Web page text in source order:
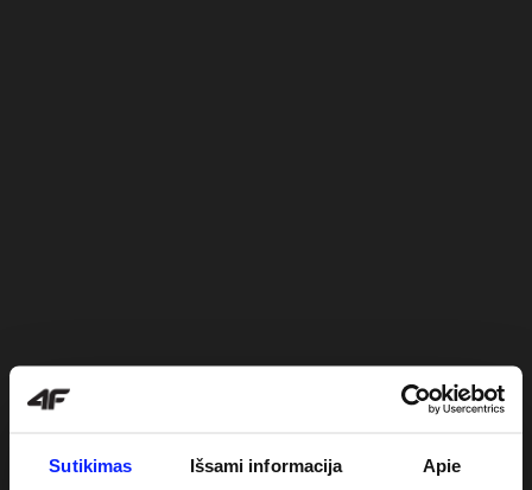
Sutikimas Išsami informacija Apie